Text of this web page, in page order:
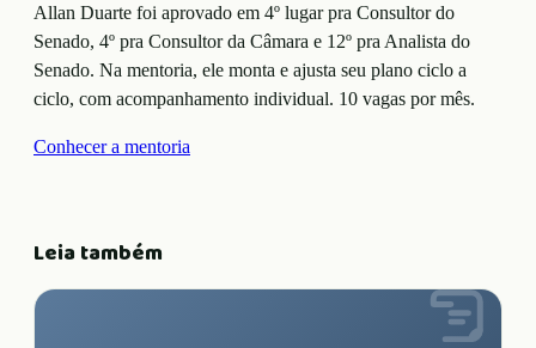
Allan Duarte foi aprovado em 4º lugar pra Consultor do
Senado, 4º pra Consultor da Câmara e 12º pra Analista do
Senado. Na mentoria, ele monta e ajusta seu plano ciclo a
ciclo, com acompanhamento individual. 10 vagas por mês.
Conhecer a mentoria
Leia também